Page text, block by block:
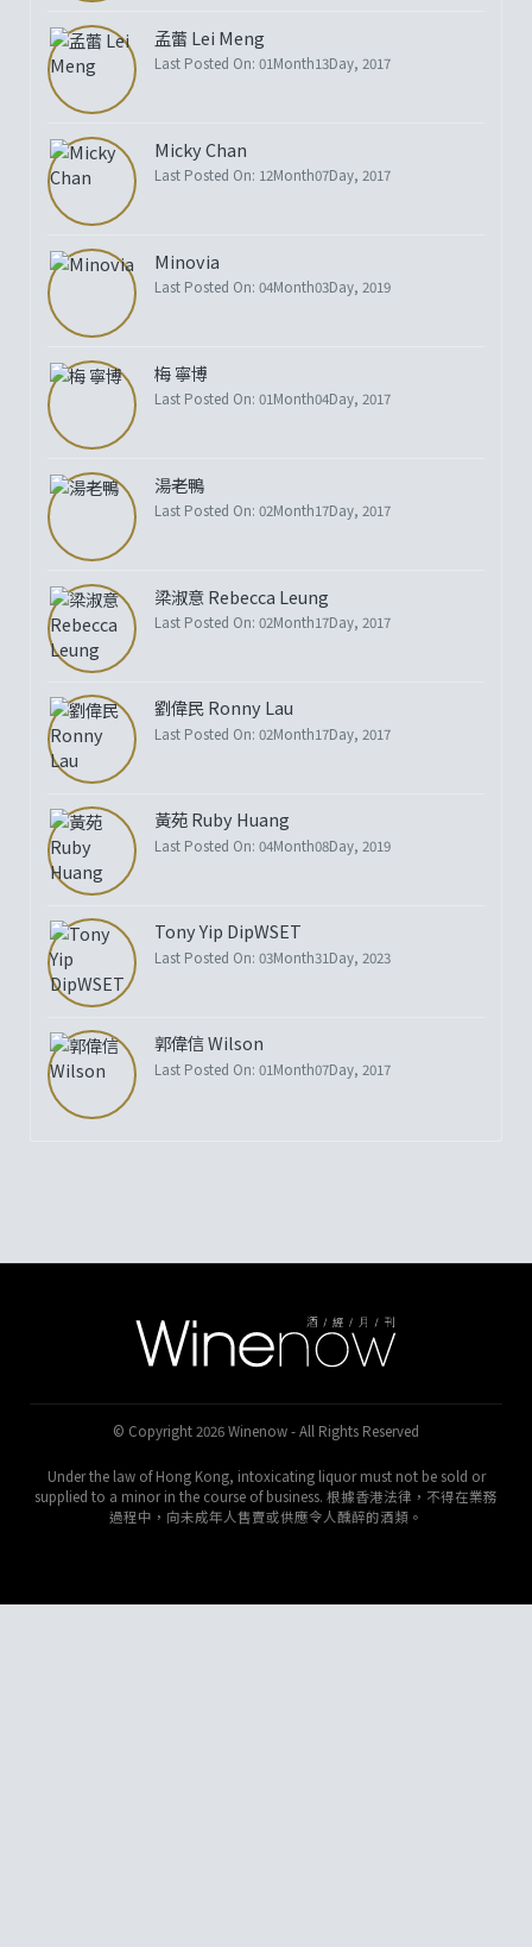
孟蕾 Lei Meng
Last Posted On: 01Month13Day, 2017
Micky Chan
Last Posted On: 12Month07Day, 2017
Minovia
Last Posted On: 04Month03Day, 2019
梅 寧博
Last Posted On: 01Month04Day, 2017
湯老鴨
Last Posted On: 02Month17Day, 2017
梁淑意 Rebecca Leung
Last Posted On: 02Month17Day, 2017
劉偉民 Ronny Lau
Last Posted On: 02Month17Day, 2017
黃苑 Ruby Huang
Last Posted On: 04Month08Day, 2019
Tony Yip DipWSET
Last Posted On: 03Month31Day, 2023
郭偉信 Wilson
Last Posted On: 01Month07Day, 2017
© Copyright 2026 Winenow - All Rights Reserved
Under the law of Hong Kong, intoxicating liquor must not be sold or
supplied to a minor in the course of business. 根據香港法律，不得在業務
過程中，向未成年人售賣或供應令人醺醉的酒類。